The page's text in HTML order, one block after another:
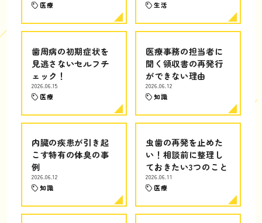
医療 生活
歯周病の初期症状を
見逃さないセルフチ
ェック！
2026.06.15
医療
医療事務の担当者に
聞く領収書の再発行
ができない理由
2026.06.12
知識
内臓の疾患が引き起
こす特有の体臭の事
例
2026.06.12
知識
虫歯の再発を止めた
い！相談前に整理し
ておきたい3つのこと
2026.06.11
医療